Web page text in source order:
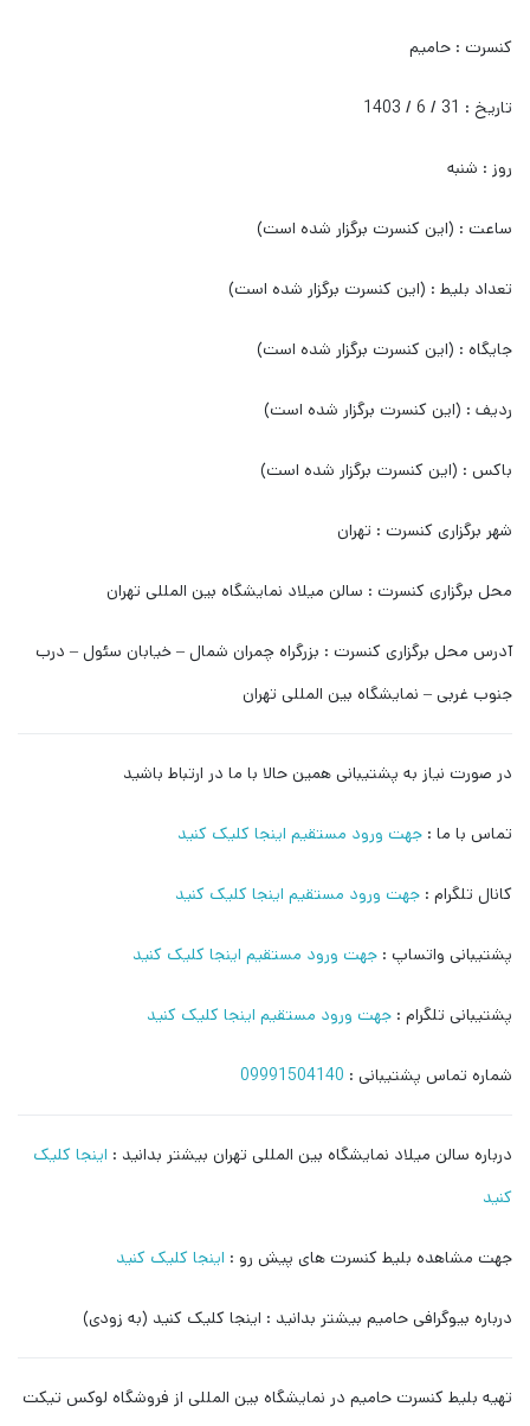
کنسرت : حامیم
تاریخ : 31 / 6 / 1403
روز : شنبه
ساعت : (این کنسرت برگزار شده است)
تعداد بلیط : (این کنسرت برگزار شده است)
جایگاه : (این کنسرت برگزار شده است)
ردیف : (این کنسرت برگزار شده است)
باکس : (این کنسرت برگزار شده است)
شهر برگزاری کنسرت : تهران
محل برگزاری کنسرت : سالن میلاد نمایشگاه بین المللی تهران
آدرس محل برگزاری کنسرت : بزرگراه چمران شمال – خیابان سئول – درب
جنوب غربی – نمایشگاه بین المللی تهران
در صورت نیاز به پشتیبانی همین حالا با ما در ارتباط باشید
تماس با ما : جهت ورود مستقیم اینجا کلیک کنید
کانال تلگرام : جهت ورود مستقیم اینجا کلیک کنید
پشتیبانی واتساپ : جهت ورود مستقیم اینجا کلیک کنید
پشتیبانی تلگرام : جهت ورود مستقیم اینجا کلیک کنید
شماره تماس پشتیبانی : 09991504140
درباره سالن میلاد نمایشگاه بین المللی تهران بیشتر بدانید : اینجا کلیک
کنید
جهت مشاهده بلیط کنسرت های پیش رو : اینجا کلیک کنید
درباره بیوگرافی حامیم بیشتر بدانید : اینجا کلیک کنید (به زودی)
تهیه بلیط کنسرت حامیم در نمایشگاه بین المللی از فروشگاه لوکس تیکت